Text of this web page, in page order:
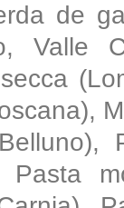
de
Valle
Pasta